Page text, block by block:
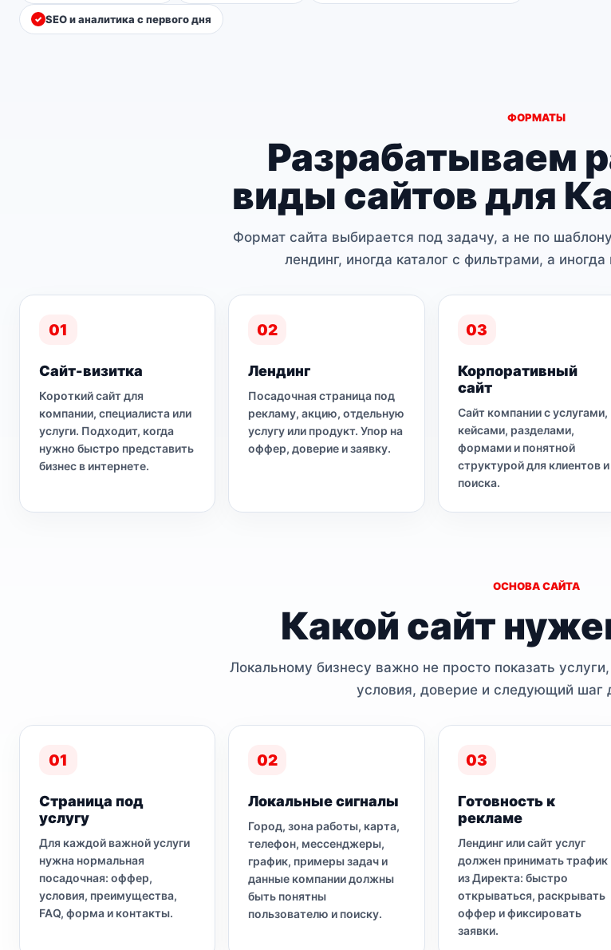
SEO и аналитика с первого дня
ФОРМАТЫ
Разрабатываем
виды сайтов для
Формат сайта выбирается под задачу, а не по
лендинг, иногда каталог с фильтрами, а
01
Сайт-визитка
Короткий сайт для
компании, специалиста или
услуги. Подходит, когда
нужно быстро представить
бизнес в интернете.
02
Лендинг
Посадочная страница под
рекламу, акцию, отдельную
услугу или продукт. Упор на
оффер, доверие и заявку.
03
Корпоративный
сайт
Сайт компании с услугами,
кейсами, разделами,
формами и понятной
структурой для клиентов и
поиска.
ОСНОВА САЙТА
Какой сайт
Локальному бизнесу важно не просто показать
условия, доверие и следующий шаг
01
Страница под
услугу
Для каждой важной услуги
нужна нормальная
посадочная: оффер,
условия, преимущества,
FAQ, форма и контакты.
02
Локальные сигналы
Город, зона работы, карта,
телефон, мессенджеры,
график, примеры задач и
данные компании должны
быть понятны
пользователю и поиску.
03
Готовность к
рекламе
Лендинг или сайт услуг
должен принимать трафик
из Директа: быстро
открываться, раскрывать
оффер и фиксировать
заявки.